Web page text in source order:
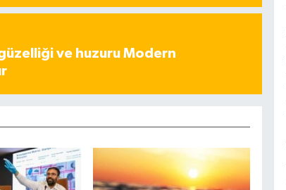
ve huzuru Modern